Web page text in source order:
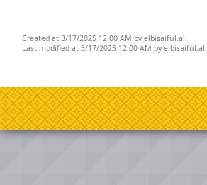
Created at 3/17/2025 12:00 AM by elbisaiful.ali
Last modified at 3/17/2025 12:00 AM by elbisaiful.ali